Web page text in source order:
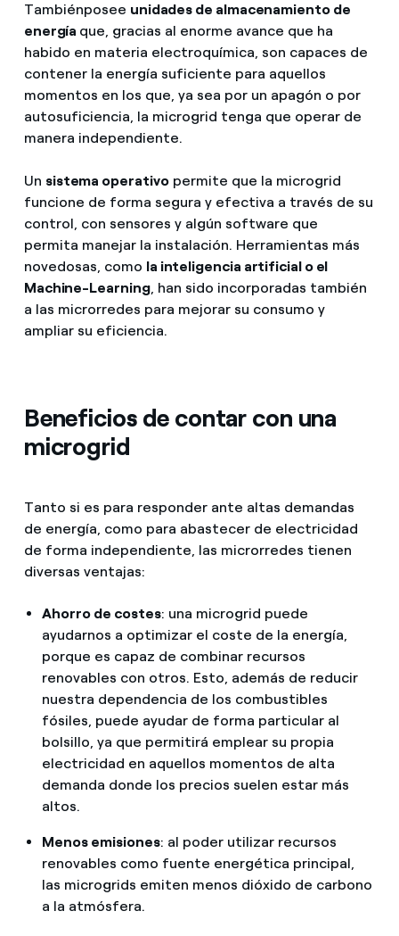
Tambiénposee unidades de almacenamiento de
energía que, gracias al enorme avance que ha
habido en materia electroquímica, son capaces de
contener la energía suficiente para aquellos
momentos en los que, ya sea por un apagón o por
autosuficiencia, la microgrid tenga que operar de
manera independiente.
Un sistema operativopermite que la microgrid
funcione de forma segura y efectiva a través de su
control, con sensores y algún software que
permita manejar la instalación. Herramientas más
novedosas, como la inteligencia artificial o el
Machine-Learning, han sido incorporadas también
a las microrredes para mejorar su consumo y
ampliar su eficiencia.
Beneficios de contar con una
microgrid
Tanto si es para responder ante altas demandas
de energía, como para abastecer de electricidad
de forma independiente, las microrredes tienen
diversas ventajas:
Ahorro de costes: una microgrid puede
ayudarnos a optimizar el coste de la energía,
porque es capaz de combinar recursos
renovables con otros. Esto, además de reducir
nuestra dependencia de los combustibles
fósiles, puede ayudar de forma particular al
bolsillo, ya que permitirá emplear su propia
electricidad en aquellos momentos de alta
demanda donde los precios suelen estar más
altos.
Menos emisiones: al poder utilizar recursos
renovables como fuente energética principal,
las microgrids emiten menos dióxido de carbono
a la atmósfera.